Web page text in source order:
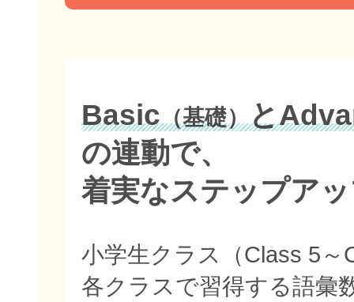
Basic（基礎）と
の連動で、
着実なステップア
小学生クラス（Class 5～
各クラスで習得する語彙